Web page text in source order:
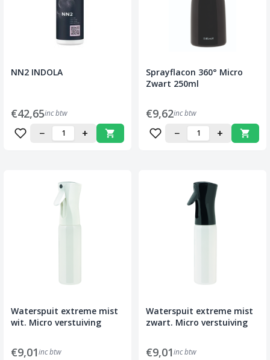
NN2 INDOLA
€42,65inc btw
− +
Sprayflacon 360° Micro
Zwart 250ml
€9,62inc btw
− +
Waterspuit extreme mist
wit. Micro verstuiving
€9,01inc btw
Waterspuit extreme mist
zwart. Micro verstuiving
€9,01inc btw